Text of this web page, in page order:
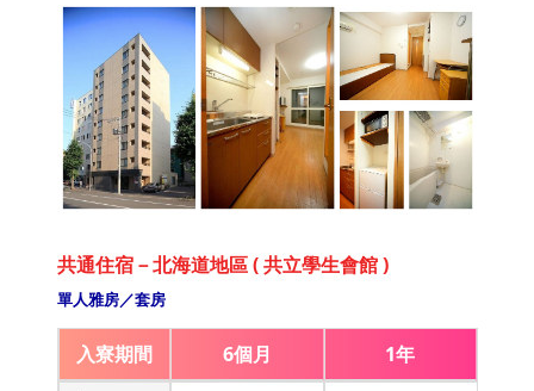
共通住宿－北海道地區 ( 共立學生會館 )
單人雅房／套房
入寮期間 6個月 1年